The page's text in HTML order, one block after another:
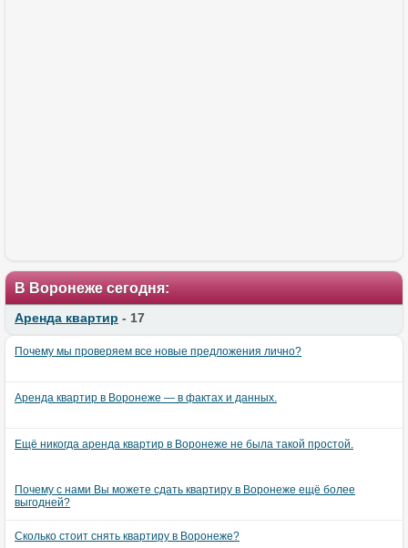
В Воронеже сегодня:
Аренда квартир - 17
Почему мы проверяем все новые предложения лично?
Аренда квартир в Воронеже — в фактах и данных.
Ещё никогда аренда квартир в Воронеже не была такой простой.
Почему с нами Вы можете сдать квартиру в Воронеже ещё более
выгодней?
Сколько стоит снять квартиру в Воронеже?